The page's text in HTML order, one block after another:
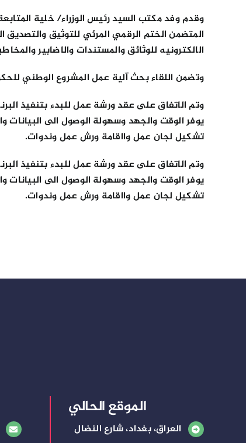
وقدم وفد مكتب السيد رئيس الوزراء/ خلية
المتضمن الختم الرقمي المرئي للتوثيق
الالكترونيه للوثائق والمستندات والاضابير
وتضمن اللقاء بحث آلية عمل المشروع الوطني
وتم الاتفاق على عقد ورشة عمل للبدء بتنفيذ
يوفر الوقت والجهد وسهولة الوصول الى البيانات
تشكيل لجان عمل وااقامة ورش عمل وندوات.
وتم الاتفاق على عقد ورشة عمل للبدء بتنفيذ
يوفر الوقت والجهد وسهولة الوصول الى البيانات
تشكيل لجان عمل وااقامة ورش عمل وندوات.
الموقع الحالي
العراق، بغداد، شارع النضال